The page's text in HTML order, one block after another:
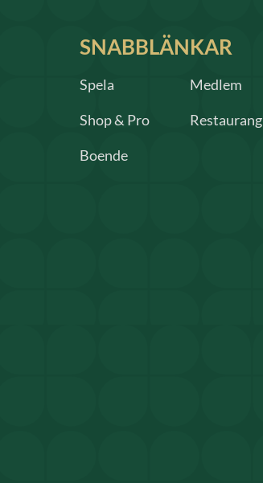
SNABBLÄNKAR
Spela
Medlem
Shop & Pro
Restaurang
Boende